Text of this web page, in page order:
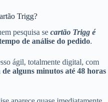
Trigg?
pesquisa se cartão Trigg é
de análise do pedido.
ágil, totalmente digital, com
alguns minutos até 48 horas